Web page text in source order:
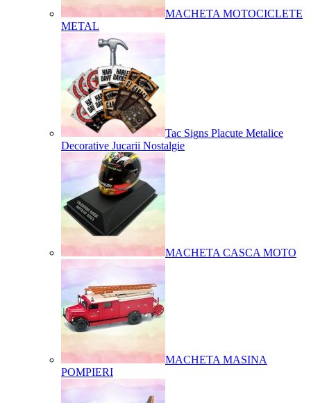
MACHETA MOTOCICLETE
METAL
Tac Signs Placute Metalice
Decorative Jucarii Nostalgie
MACHETA CASCA MOTO
MACHETA MASINA
POMPIERI